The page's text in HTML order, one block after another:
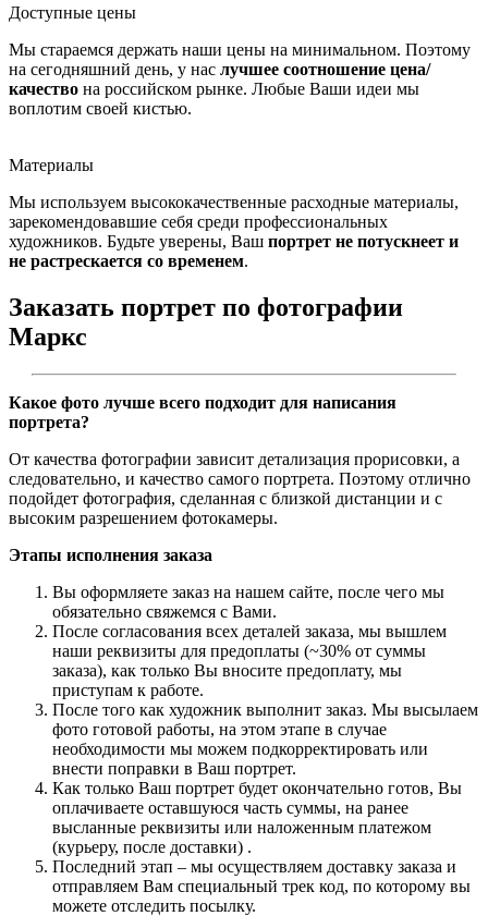
Доступные цены
Мы стараемся держать наши цены на минимальном. Поэтому
на сегодняшний день, у нас лучшее соотношение цена/
качество на российском рынке. Любые Ваши идеи мы
воплотим своей кистью.
Материалы
Мы используем высококачественные расходные материалы,
зарекомендовавшие себя среди профессиональных
художников. Будьте уверены, Ваш портрет не потускнеет и
не растрескается со временем.
Заказать портрет по фотографии
Маркс
Какое фото лучше всего подходит для написания
портрета?
От качества фотографии зависит детализация прорисовки, а
следовательно, и качество самого портрета. Поэтому отлично
подойдет фотография, сделанная с близкой дистанции и с
высоким разрешением фотокамеры.
Этапы исполнения заказа
Вы оформляете заказ на нашем сайте, после чего мы
обязательно свяжемся с Вами.
После согласования всех деталей заказа, мы вышлем
наши реквизиты для предоплаты (~30% от суммы
заказа), как только Вы вносите предоплату, мы
приступам к работе.
После того как художник выполнит заказ. Мы высылаем
фото готовой работы, на этом этапе в случае
необходимости мы можем подкорректировать или
внести поправки в Ваш портрет.
Как только Ваш портрет будет окончательно готов, Вы
оплачиваете оставшуюся часть суммы, на ранее
высланные реквизиты или наложенным платежом
(курьеру, после доставки) .
Последний этап – мы осуществляем доставку заказа и
отправляем Вам специальный трек код, по которому вы
можете отследить посылку.